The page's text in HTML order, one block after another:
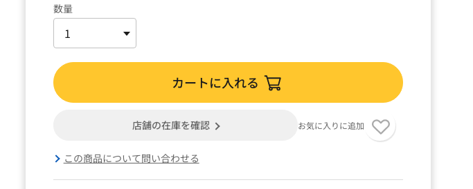
数量
カートに入れる
店舗の在庫を確認 お気に入りに追加
この商品について問い合わせる